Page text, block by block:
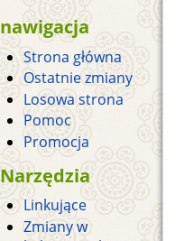
nawigacja
Strona główna
Ostatnie zmiany
Losowa strona
Pomoc
Promocja
Narzędzia
Linkujące
Zmiany w